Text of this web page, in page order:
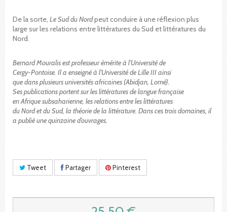
De la sorte, Le Sud du Nordpeut conduire à une réflexion plus
large sur les relations entre littératures du Sud et littératures du
Nord.
Bernard Mouralis est professeur émérite à l’Université de
Cergy-Pontoise. Il a enseigné à l’Université de Lille III ainsi
que dans plusieurs universités africaines (Abidjan, Lomé).
Ses publications portent sur les littératures de langue française
en Afrique subsaharienne, les relations entre les littératures
du Nord et du Sud, la théorie de la littérature. Dans ces trois domaines, il
a publié une quinzaine d’ouvrages.
Tweet Partager Pinterest